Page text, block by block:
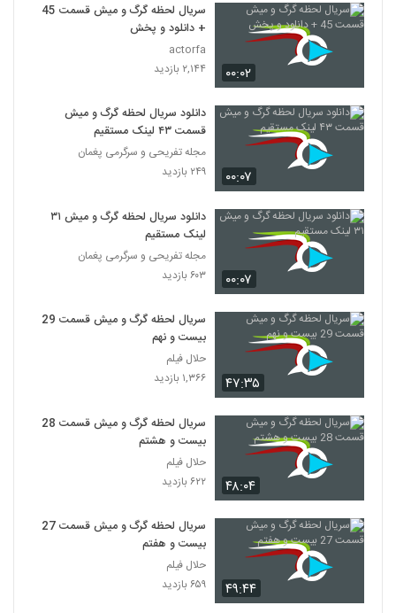
۰۰:۰۲
سریال لحظه گرگ و میش قسمت 45
+ دانلود و پخش
actorfa
۲,۱۴۴ بازدید
۰۰:۰۷
دانلود سریال لحظه گرگ و میش
قسمت ۴۳ لینک مستقیم
مجله تفریحی و سرگرمی پغمان
۲۴۹ بازدید
۰۰:۰۷
دانلود سریال لحظه گرگ و میش ۳۱
لینک مستقیم
مجله تفریحی و سرگرمی پغمان
۶۰۳ بازدید
۴۷:۳۵
سریال لحظه گرگ و میش قسمت 29
بیست و نهم
حلال فیلم
۱,۳۶۶ بازدید
۴۸:۰۴
سریال لحظه گرگ و میش قسمت 28
بیست و هشتم
حلال فیلم
۶۲۲ بازدید
۴۹:۴۴
سریال لحظه گرگ و میش قسمت 27
بیست و هفتم
حلال فیلم
۶۵۹ بازدید